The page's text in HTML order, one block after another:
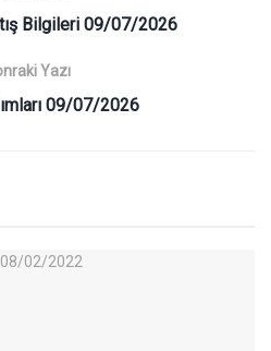
Bilgileri 09/07/2026
Yazı
09/07/2026